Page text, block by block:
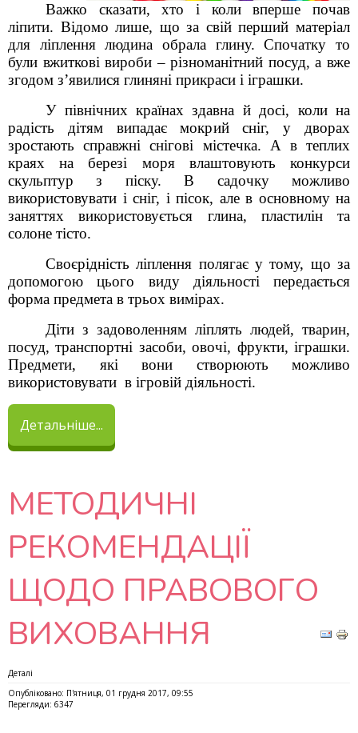
Важко сказати, хто і коли вперше почав
ліпити. Відомо лише, що за свій перший матеріал
для ліплення людина обрала глину. Спочатку то
були вжиткові вироби – різноманітний посуд, а вже
згодом з’явилися глиняні прикраси і іграшки.
У північних країнах здавна й досі, коли на
радість дітям випадає мокрий сніг, у дворах
зростають справжні снігові містечка. А в теплих
краях на березі моря влаштовують конкурси
скульптур з піску. В садочку можливо
використовувати і сніг, і пісок, але в основному на
заняттях використовується глина, пластилін та
солоне тісто.
Своєрідність ліплення полягає у тому, що за
допомогою цього виду діяльності передається
форма предмета в трьох вимірах.
Діти з задоволенням ліплять людей, тварин,
посуд, транспортні засоби, овочі, фрукти, іграшки.
Предмети, які вони створюють можливо
використовувати в ігровій діяльності.
Детальніше...
МЕТОДИЧНІ
РЕКОМЕНДАЦІЇ
ЩОДО ПРАВОВОГО
ВИХОВАННЯ
Деталі
Опубліковано: П'ятниця, 01 грудня 2017, 09:55
Перегляди: 6347